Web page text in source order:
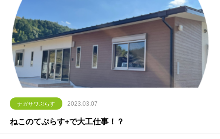
ナガサワぷらす 2023.03.07
ねこのてぷらす+で大工仕事！？